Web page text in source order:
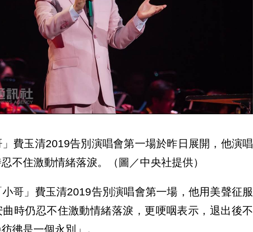
費玉清2019告別演唱會第一場於昨日展開，他演唱
不住激動情緒落淚。（圖／中央社提供）
哥」費玉清2019告別演唱會第一場，他用美聲征服
時仍忍不住激動情緒落淚，更哽咽表示，退出後不
彿是一個永別」。